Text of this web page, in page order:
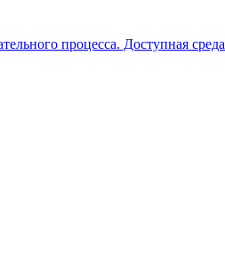
процесса. Доступная среда